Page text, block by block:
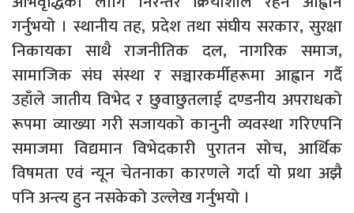
गर्नुभयो । स्थानीय तह, प्रदेश तथा संघीय सरकार, सुरक्षा
निकायका साथै राजनीतिक दल, नागरिक समाज,
सामाजिक संघ संस्था र सञ्चारकर्मीहरूमा आह्वान गर्दै
उहाँले जातीय विभेद र छुवाछुतलाई दण्डनीय अपराधको
रूपमा व्याख्या गरी सजायको कानुनी व्यवस्था गरिएपनि
समाजमा विद्यमान विभेदकारी पुरातन सोच, आर्थिक
विषमता एवं न्यून चेतनाका कारणले गर्दा यो प्रथा अझै
पनि अन्त्य हुन नसकेको उल्लेख गर्नुभयो ।